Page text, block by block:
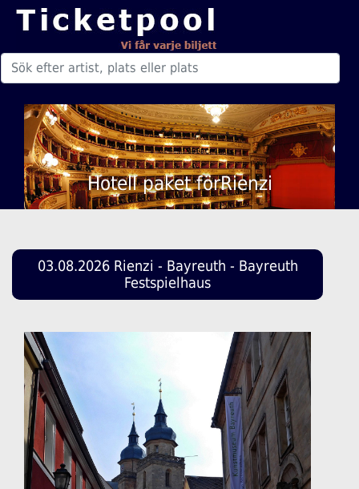
Hotell paket förRienzi
03.08.2026 Rienzi - Bayreuth - Bayreuth
Festspielhaus